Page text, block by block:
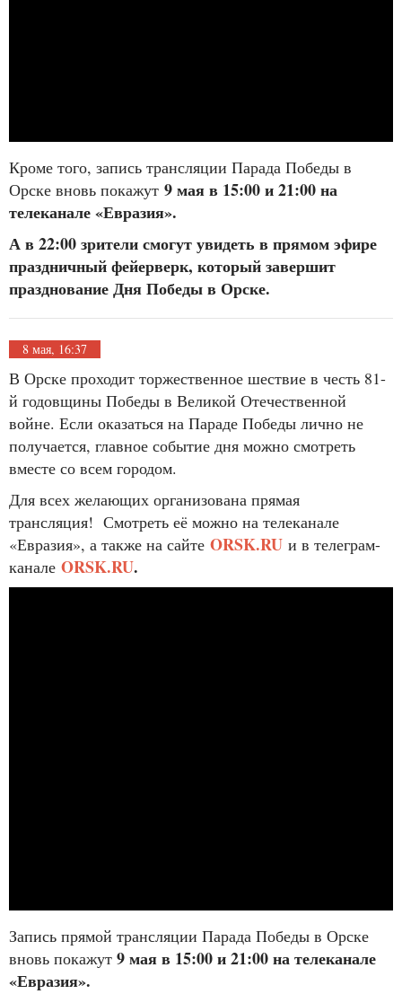
Кроме того, запись трансляции Парада Победы в
Орске вновь покажут 9 мая в 15:00 и 21:00 на
телеканале «Евразия».
А в 22:00 зрители смогут увидеть в прямом эфире
праздничный фейерверк, который завершит
празднование Дня Победы в Орске.
8 мая, 16:37
В Орске проходит торжественное шествие в честь 81-
й годовщины Победы в Великой Отечественной
войне. Если оказаться на Параде Победы лично не
получается, главное событие дня можно смотреть
вместе со всем городом.
Для всех желающих организована прямая
трансляция! Смотреть её можно на телеканале
«Евразия», а также на сайте ORSK.RU и в телеграм-
канале ORSK.RU.
Запись прямой трансляции Парада Победы в Орске
вновь покажут 9 мая в 15:00 и 21:00 на телеканале
«Евразия».